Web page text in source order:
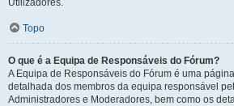
Utilizadores.
Topo
O que é a Equipa de Responsáveis do Fórum?
A Equipa de Responsáveis do Fórum é uma
detalhada dos membros da equipa responsável
Administradores e Moderadores, bem como os